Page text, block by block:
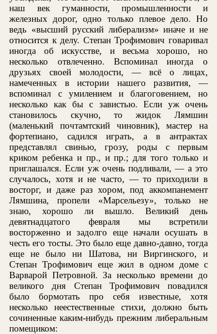
наш век гуманности, промышленности и
железных дорог, одно только плевое дело. Но
ведь «высший русский либерализм» иначе и не
относится к делу. Степан Трофимович говаривал
иногда об искусстве, и весьма хорошо, но
несколько отвлеченно. Вспоминал иногда о
друзьях своей молодости, — всё о лицах,
намеченных в истории нашего развития, —
вспоминал с умилением и благоговением, но
несколько как бы с завистью. Если уж очень
становилось скучно, то жидок Лямшин
(маленький почтамтский чиновник), мастер на
фортепиано, садился играть, а в антрактах
представлял свинью, грозу, роды с первым
криком ребенка и пр., и пр.; для того только и
приглашался. Если уж очень подливали, — а это
случалось, хотя и не часто, — то приходили в
восторг, и даже раз хором, под аккомпанемент
Лямшина, пропели «Марсельезу», только не
знаю, хорошо ли вышло. Великий день
девятнадцатого февраля мы встретили
восторженно и задолго еще начали осушать в
честь его тосты. Это было еще давно-давно, тогда
еще не было ни Шатова, ни Виргинского, и
Степан Трофимович еще жил в одном доме с
Варварой Петровной. За несколько времени до
великого дня Степан Трофимович повадился
было бормотать про себя известные, хотя
несколько неестественные стихи, должно быть
сочиненные каким-нибудь прежним либеральным
помещиком: